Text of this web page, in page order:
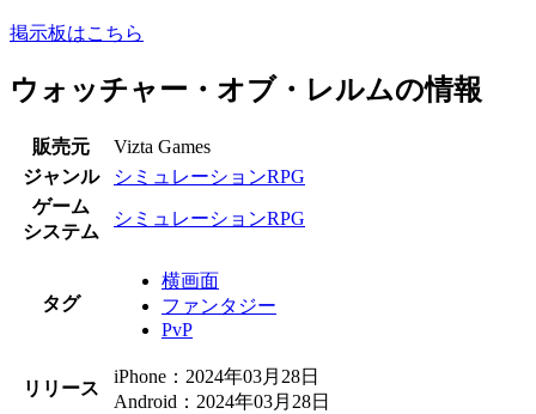
掲示板はこちら
ウォッチャー・オブ・レルムの情報
販売元
Vizta Games
ジャンル
シミュレーションRPG
ゲーム
システム
シミュレーションRPG
タグ
横画面
ファンタジー
PvP
リリース
iPhone：2024年03月28日
Android：2024年03月28日